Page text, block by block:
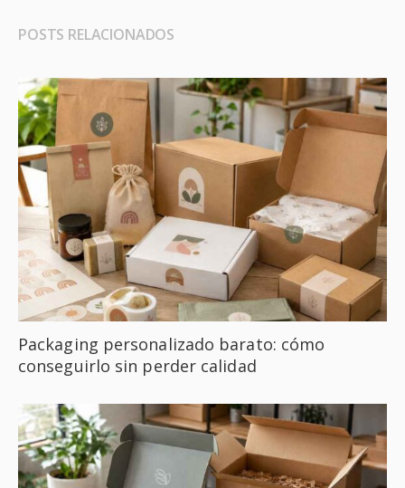
POSTS RELACIONADOS
Packaging personalizado barato: cómo
conseguirlo sin perder calidad